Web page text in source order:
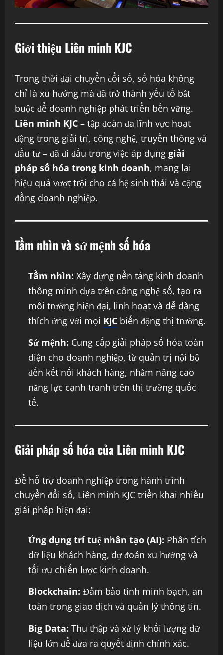
Giới thiệu Liên minh KJC
Trong thời đại chuyển đổi số, số hóa không
chỉ là xu hướng mà đã trở thành yếu tố bắt
buộc để doanh nghiệp phát triển bền vững.
Liên minh KJC – tập đoàn đa lĩnh vực hoạt
động trong giải trí, công nghệ, truyền thông và
đầu tư – đã đi đầu trong việc áp dụng giải
pháp số hóa trong kinh doanh, mang lại
hiệu quả vượt trội cho cả hệ sinh thái và cộng
đồng doanh nghiệp.
Tầm nhìn và sứ mệnh số hóa
Tầm nhìn: Xây dựng nền tảng kinh doanh
thông minh dựa trên công nghệ số, tạo ra
môi trường hiện đại, linh hoạt và dễ dàng
thích ứng với mọi KJC biến động thị trường.
Sứ mệnh: Cung cấp giải pháp số hóa toàn
diện cho doanh nghiệp, từ quản trị nội bộ
đến kết nối khách hàng, nhằm nâng cao
năng lực cạnh tranh trên thị trường quốc
tế.
Giải pháp số hóa của Liên minh KJC
Để hỗ trợ doanh nghiệp trong hành trình
chuyển đổi số, Liên minh KJC triển khai nhiều
giải pháp hiện đại:
Ứng dụng trí tuệ nhân tạo (AI): Phân tích
dữ liệu khách hàng, dự đoán xu hướng và
tối ưu chiến lược kinh doanh.
Blockchain: Đảm bảo tính minh bạch, an
toàn trong giao dịch và quản lý thông tin.
Big Data: Thu thập và xử lý khối lượng dữ
liệu lớn để đưa ra quyết định chính xác.